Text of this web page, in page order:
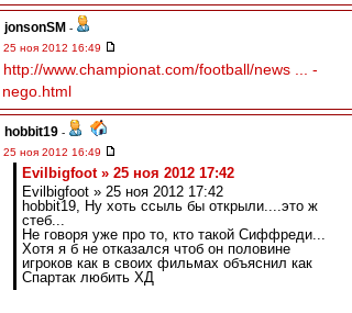
jonsonSM -
25 ноя 2012 16:49
http://www.championat.com/football/news ... -
nego.html
hobbit19 -
25 ноя 2012 16:49
Evilbigfoot » 25 ноя 2012 17:42
Evilbigfoot » 25 ноя 2012 17:42
hobbit19, Ну хоть ссыль бы открыли....это ж
стеб...
Не говоря уже про то, кто такой Сиффреди...
Хотя я б не отказался чтоб он половине
игроков как в своих фильмах объяснил как
Спартак любить ХД